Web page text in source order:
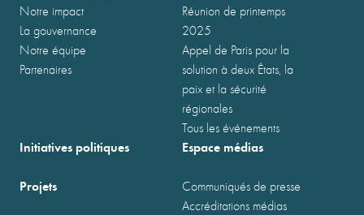
Notre impact
La gouvernance
Notre équipe
Partenaires
Réunion de printemps
2025
Appel de Paris pour la
solution à deux États, la
paix et la sécurité
régionales
Tous les événements
Initiatives politiques
Projets
Espace médias
Communiqués de presse
Accréditations médias